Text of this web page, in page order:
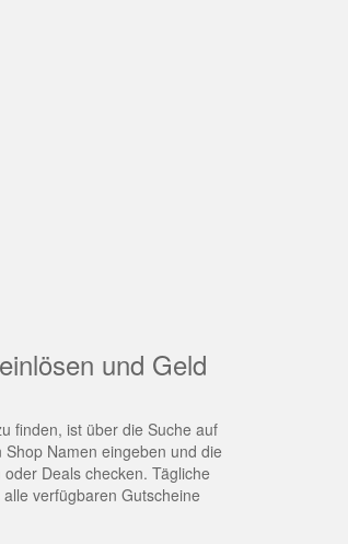
und Geld
finden, ist über die Suche auf
Namen eingeben und die
Deals checken. Tägliche
verfügbaren Gutscheine